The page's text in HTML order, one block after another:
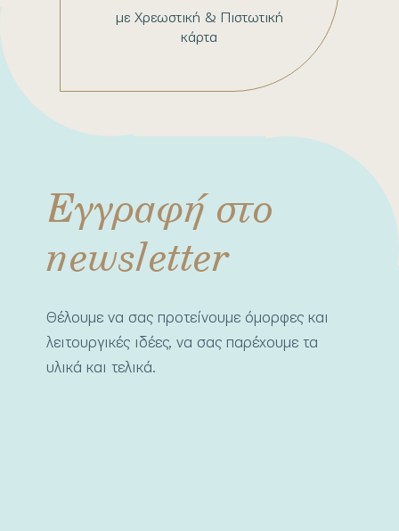
με Χρεωστική & Πιστωτική
κάρτα
Εγγραφή στο
newsletter
Θέλουμε να σας προτείνουμε όμορφες και
λειτουργικές ιδέες, να σας παρέχουμε τα
υλικά και τελικά.